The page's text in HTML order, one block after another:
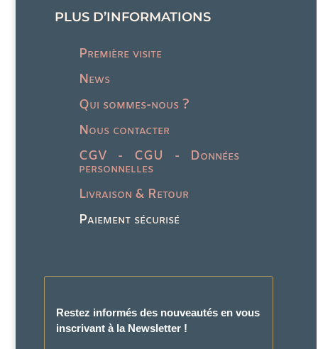
PLUS D’INFORMATIONS
Première visite
News
Qui sommes-nous ?
Nous contacter
CGV - CGU - Données
personnelles
Livraison & Retour
Paiement sécurisé